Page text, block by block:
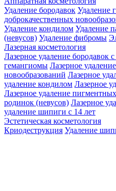
Удаление бородавок Удаление
доброкачественных
Удаление кондилом Удаление
(невусов) Удаление фибромы
Лазерная косметология
Лазерное удаление бородавок с
гемангиомы Лазерное
новообразований Лазерное
удаление кондилом Лазерное
Лазерное удаление
родинок (невусов) Лазерное
удаление шипиги с 14 лет
Эстетическая косметология
Криодеструкция Удаление